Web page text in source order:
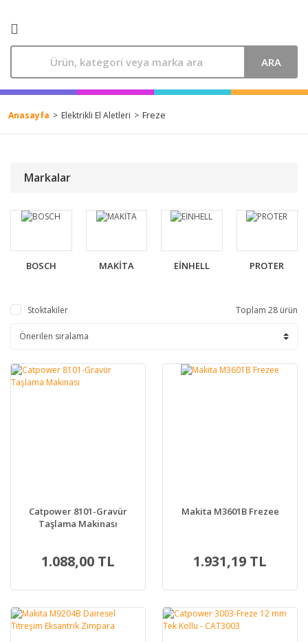
ARA
Anasayfa Elektrikli El Aletleri Freze
Markalar
BOSCH MAKİTA EİNHELL PROTER
Stoktakiler Toplam 28 ürün
Catpower 8101-Gravür
Taşlama Makinası
1.088,00 TL
Makita M3601B Frezee
1.931,19 TL